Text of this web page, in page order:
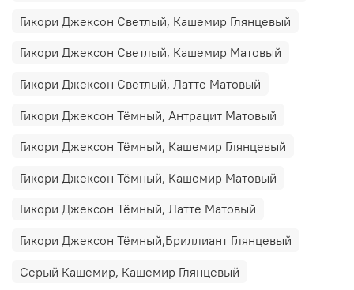
Гикори Джексон Светлый, Кашемир Глянцевый
Гикори Джексон Светлый, Кашемир Матовый
Гикори Джексон Светлый, Латте Матовый
Гикори Джексон Тёмный, Антрацит Матовый
Гикори Джексон Тёмный, Кашемир Глянцевый
Гикори Джексон Тёмный, Кашемир Матовый
Гикори Джексон Тёмный, Латте Матовый
Гикори Джексон Тёмный,Бриллиант Глянцевый
Серый Кашемир, Кашемир Глянцевый